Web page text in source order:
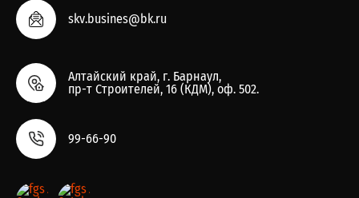
skv.busines@bk.ru
Алтайский край, г. Барнаул,
пр-т Строителей, 16 (КДМ), оф. 502.
99-66-90